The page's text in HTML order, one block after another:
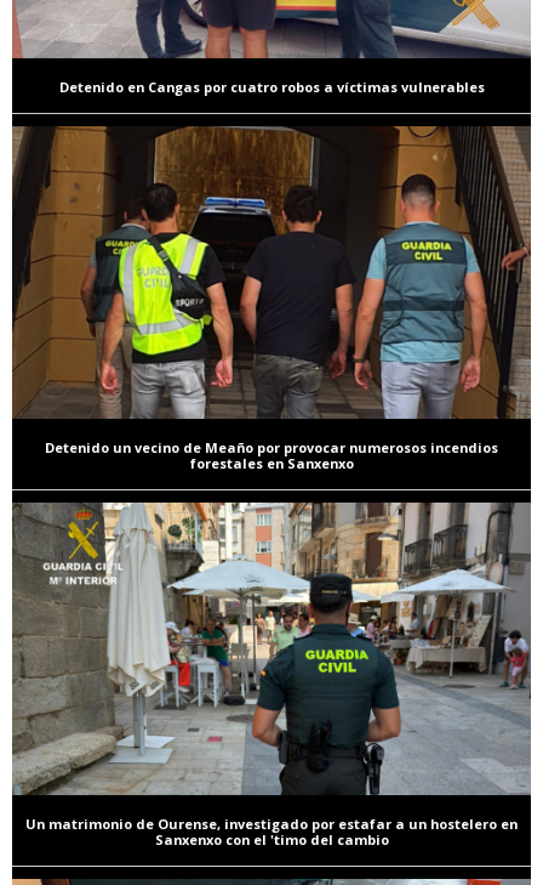
Detenido en Cangas por cuatro robos a víctimas vulnerables
Detenido un vecino de Meaño por provocar numerosos incendios
forestales en Sanxenxo
Un matrimonio de Ourense, investigado por estafar a un hostelero en
Sanxenxo con el 'timo del cambio